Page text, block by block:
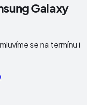
Galaxy
se na termínu i